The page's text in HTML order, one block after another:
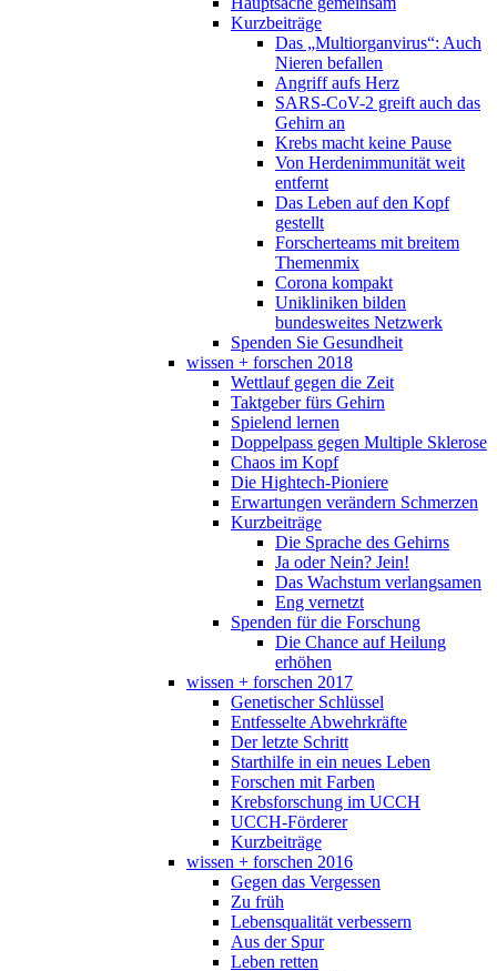
Kurzbeiträge
Das „Multiorganvirus“: Auch
Nieren befallen
Angriff aufs Herz
SARS-CoV-2 greift auch das
Gehirn an
Krebs macht keine Pause
Von Herdenimmunität weit
entfernt
Das Leben auf den Kopf
gestellt
Forscherteams mit breitem
Themenmix
Corona kompakt
Unikliniken bilden
bundesweites Netzwerk
Spenden Sie Gesundheit
wissen + forschen 2018
Wettlauf gegen die Zeit
Taktgeber fürs Gehirn
Spielend lernen
Doppelpass gegen Multiple Sklerose
Chaos im Kopf
Die Hightech-Pioniere
Erwartungen verändern Schmerzen
Kurzbeiträge
Die Sprache des Gehirns
Ja oder Nein? Jein!
Das Wachstum verlangsamen
Eng vernetzt
Spenden für die Forschung
Die Chance auf Heilung
erhöhen
wissen + forschen 2017
Genetischer Schlüssel
Entfesselte Abwehrkräfte
Der letzte Schritt
Starthilfe in ein neues Leben
Forschen mit Farben
Krebsforschung im UCCH
UCCH-Förderer
Kurzbeiträge
wissen + forschen 2016
Gegen das Vergessen
Zu früh
Lebensqualität verbessern
Aus der Spur
Leben retten